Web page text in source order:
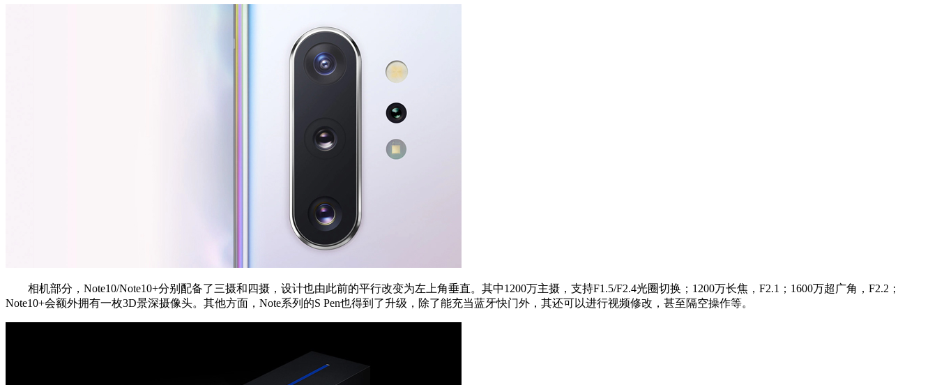
相机部分，Note10/Note10+分别配备了三摄和四摄，设计也由此前的平行改变为左上角垂直。其中1200万主摄，支持F1.5/F2.4光圈切换；1200万长焦，F2.1；1600万超广角，F2.2；
Note10+会额外拥有一枚3D景深摄像头。其他方面，Note系列的S Pen也得到了升级，除了能充当蓝牙快门外，其还可以进行视频修改，甚至隔空操作等。